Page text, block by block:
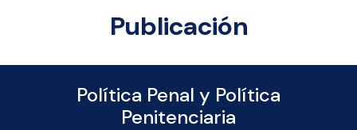
Publicación
Política Penal y Política
Penitenciaria